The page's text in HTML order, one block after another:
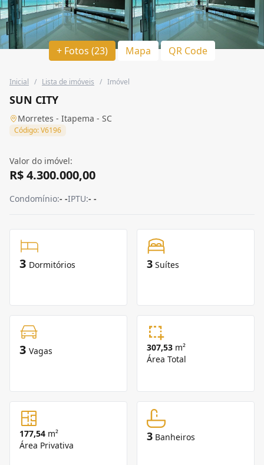
+ Fotos (23) Mapa QR Code
Inicial / Lista de imóveis / Imóvel
SUN CITY
Morretes - Itapema - SC
Código: V6196
Valor do imóvel:
R$ 4.300.000,00
Condomínio:- -IPTU:- -
3 Dormitórios 3 Suítes
3 Vagas 307,53 m²
Área Total
177,54 m²
Área Privativa
3 Banheiros